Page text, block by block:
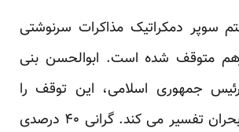
سوپر دمکراتیک مذاکرات سرنوشتی
متوقف شده است. ابوالحسن بنی
جمهوری اسلامی، این توقف را
تفسیر
می کند. گرانی ۴۰ درصدی